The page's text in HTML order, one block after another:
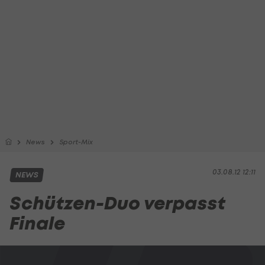
News Sport-Mix
03.08.12 12:11
NEWS
Schützen-Duo verpasst
Finale